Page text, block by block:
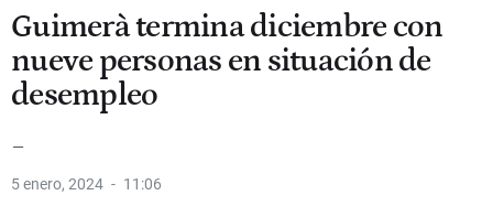
Guimerà termina diciembre con
nueve personas en situación de
desempleo
5 enero, 2024 11:06